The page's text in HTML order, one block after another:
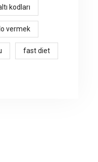
kodları
vermek
fast diet